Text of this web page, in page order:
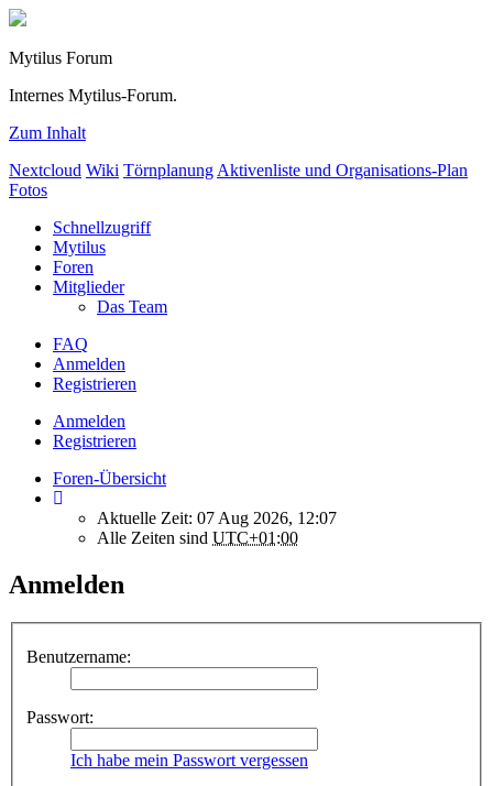
Mytilus Forum
Internes Mytilus-Forum.
Zum Inhalt
Nextcloud Wiki Törnplanung Aktivenliste und Organisations-Plan
Fotos
Schnellzugriff
Mytilus
Foren
Mitglieder
Das Team
FAQ
Anmelden
Registrieren
Anmelden
Registrieren
Foren-Übersicht
Aktuelle Zeit: 07 Aug 2026, 12:07
Alle Zeiten sind UTC+01:00
Anmelden
Benutzername:
Passwort:
Ich habe mein Passwort vergessen